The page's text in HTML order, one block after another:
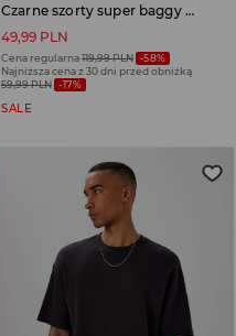
Czarne szorty super baggy z szarymi lampasami
49,99 PLN
Cena regularna119,99 PLN -58%
Najniższa cena z 30 dni przed obniżką
59,99 PLN -17%
SALE